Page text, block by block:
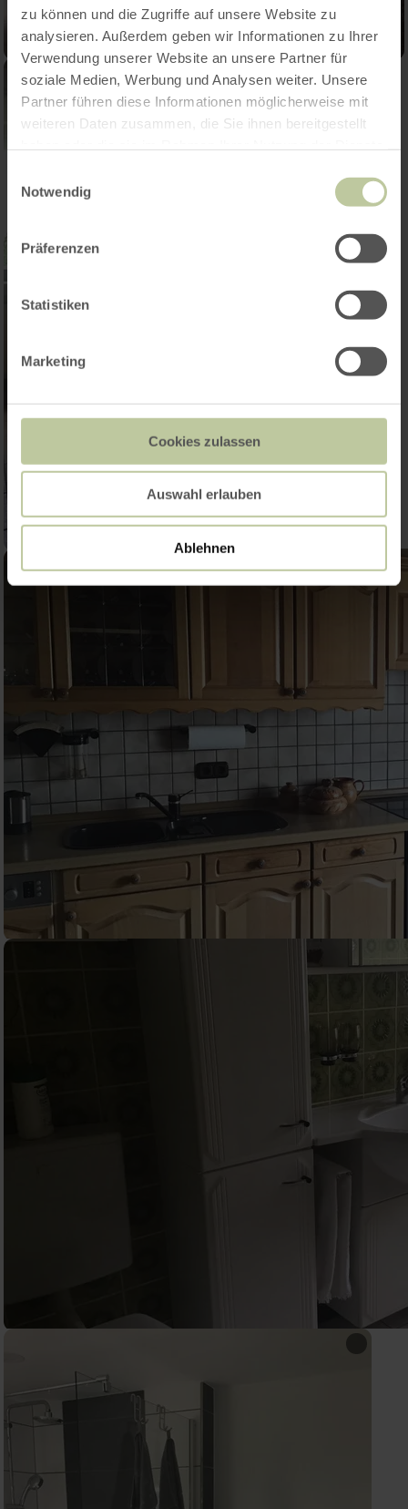
zu können und die Zugriffe auf unsere Website zu
analysieren. Außerdem geben wir Informationen zu Ihrer
Verwendung unserer Website an unsere Partner für
soziale Medien, Werbung und Analysen weiter. Unsere
Partner führen diese Informationen möglicherweise mit
weiteren Daten zusammen, die Sie ihnen bereitgestellt
Notwendig
Präferenzen
Statistiken
Marketing
Cookies zulassen
Auswahl erlauben
Ablehnen